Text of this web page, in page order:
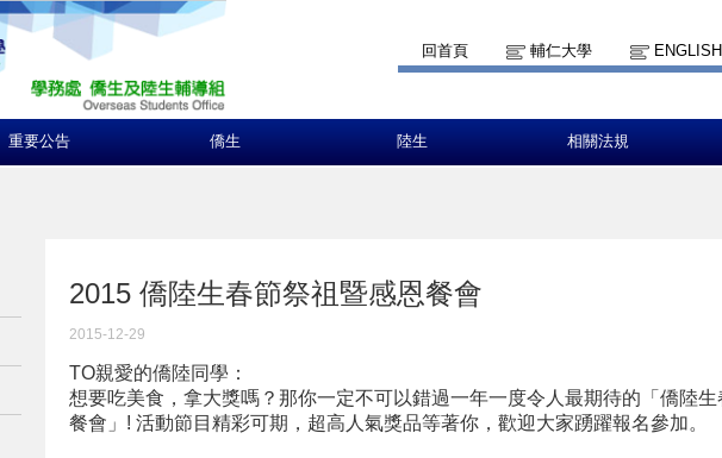
回首頁 輔仁大學 ENGLISH
重要公告 僑生 陸生 相關法規
2015 僑陸生春節祭祖暨感恩餐會
2015-12-29
TO親愛的僑陸同學：
想要吃美食，拿大獎嗎？那你一定不可以錯過一年一度令人最期待的「僑陸生
餐會」! 活動節目精彩可期，超高人氣獎品等著你，歡迎大家踴躍報名參加。